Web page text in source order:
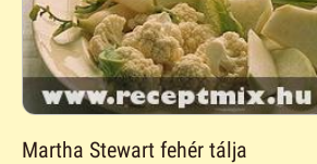
Martha Stewart fehér tálja